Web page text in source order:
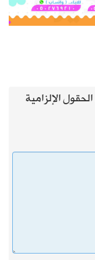
الحقول الإلزامية